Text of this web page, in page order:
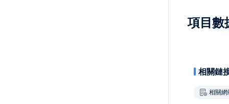
項目數
相關鏈
相關網